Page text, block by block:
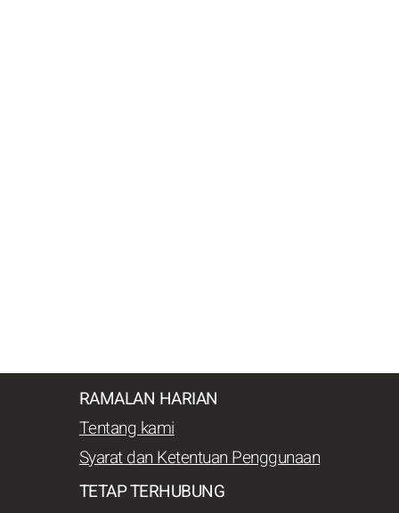
RAMALAN HARIAN
Tentang kami
Syarat dan Ketentuan Penggunaan
TETAP TERHUBUNG